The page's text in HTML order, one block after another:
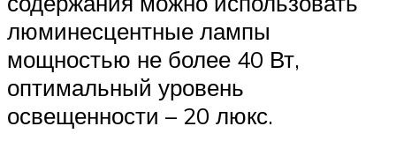
люминесцентные лампы
мощностью не более 40 Вт,
оптимальный уровень
освещенности – 20 люкс.